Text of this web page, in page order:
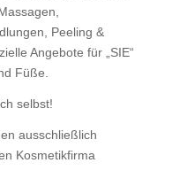
Peeling &
Angebote für „SIE“
Füße.
selbst!
ausschließlich
Kosmetikfirma